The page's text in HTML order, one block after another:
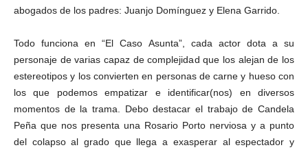
abogados de los padres: Juanjo Domínguez y Elena Garrido.
Todo funciona en “El Caso Asunta”, cada actor dota a su
personaje de varias capaz de complejidad que los alejan de los
estereotipos y los convierten en personas de carne y hueso con
los que podemos empatizar e identificar(nos) en diversos
momentos de la trama. Debo destacar el trabajo de Candela
Peña que nos presenta una Rosario Porto nerviosa y a punto
del colapso al grado que llega a exasperar al espectador y